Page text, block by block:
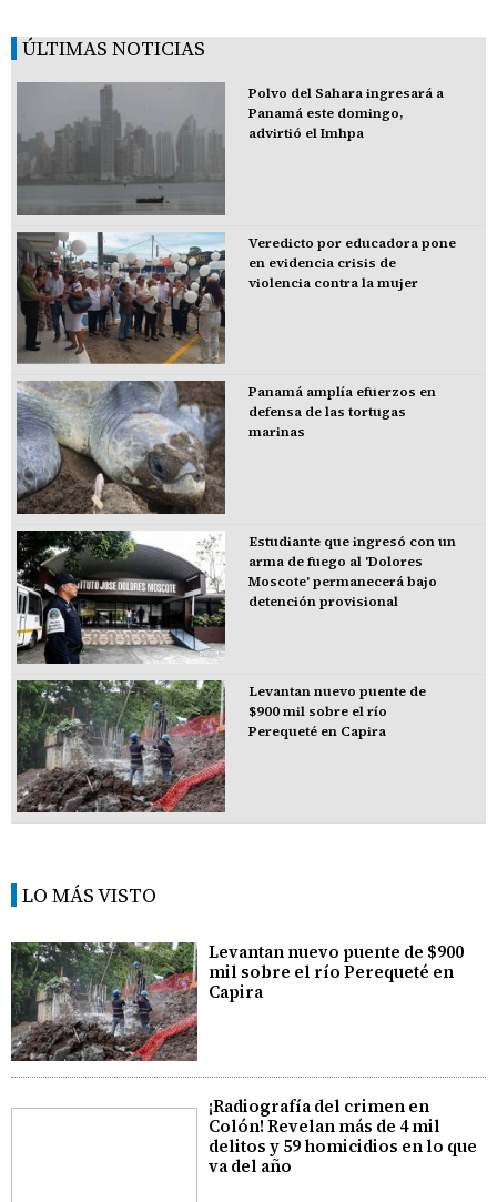
ÚLTIMAS NOTICIAS
Polvo del Sahara ingresará a
Panamá este domingo,
advirtió el Imhpa
Veredicto por educadora pone
en evidencia crisis de
violencia contra la mujer
Panamá amplía efuerzos en
defensa de las tortugas
marinas
Estudiante que ingresó con un
arma de fuego al 'Dolores
Moscote' permanecerá bajo
detención provisional
Levantan nuevo puente de
$900 mil sobre el río
Perequeté en Capira
LO MÁS VISTO
Levantan nuevo puente de $900
mil sobre el río Perequeté en
Capira
¡Radiografía del crimen en
Colón! Revelan más de 4 mil
delitos y 59 homicidios en lo que
va del año